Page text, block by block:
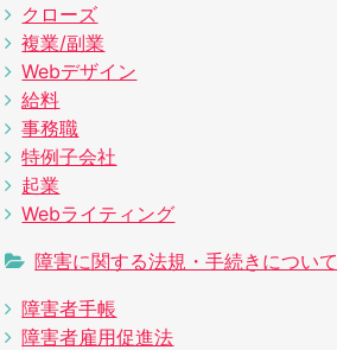
クローズ
複業/副業
Webデザイン
給料
事務職
特例子会社
起業
Webライティング
障害に関する法規・手続きについて
障害者手帳
障害者雇用促進法